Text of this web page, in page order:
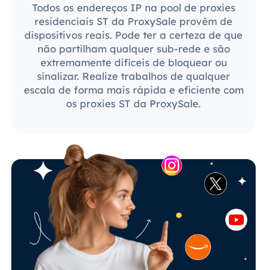
Todos os endereços IP na pool de proxies
residenciais ST da ProxySale provêm de
dispositivos reais. Pode ter a certeza de que
não partilham qualquer sub-rede e são
extremamente difíceis de bloquear ou
sinalizar. Realize trabalhos de qualquer
escala de forma mais rápida e eficiente com
os proxies ST da ProxySale.